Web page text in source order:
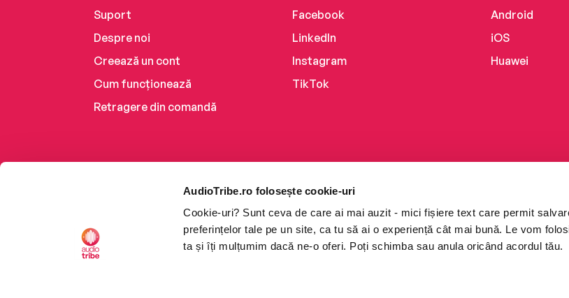
AudioTribe.ro folosește cookie-uri
Cookie-uri? Sunt ceva de care ai mai auzit - mici fișiere text care permit
preferințelor tale pe un site, ca tu să ai o experiență cât mai bună. Le vom
ta și îți mulțumim dacă ne-o oferi. Poți schimba sau anula oricând acordul tău.
Suport
Despre noi
Creează un cont
Cum funcționează
Retragere din comandă
Facebook
LinkedIn
Instagram
TikTok
Android
iOS
Huawei